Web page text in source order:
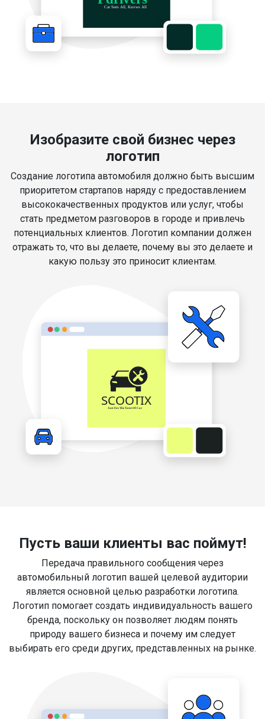
Изобразите свой бизнес через
логотип
Создание логотипа автомобиля должно быть высшим
приоритетом стартапов наряду с предоставлением
высококачественных продуктов или услуг, чтобы
стать предметом разговоров в городе и привлечь
потенциальных клиентов. Логотип компании должен
отражать то, что вы делаете, почему вы это делаете и
какую пользу это приносит клиентам.
Пусть ваши клиенты вас поймут!
Передача правильного сообщения через
автомобильный логотип вашей целевой аудитории
является основной целью разработки логотипа.
Логотип помогает создать индивидуальность вашего
бренда, поскольку он позволяет людям понять
природу вашего бизнеса и почему им следует
выбирать его среди других, представленных на рынке.